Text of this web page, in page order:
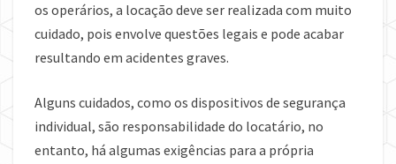
os operários, a locação deve ser realizada com muito
cuidado, pois envolve questões legais e pode acabar
resultando em acidentes graves.
Alguns cuidados, como os dispositivos de segurança
individual, são responsabilidade do locatário, no
entanto, há algumas exigências para a própria